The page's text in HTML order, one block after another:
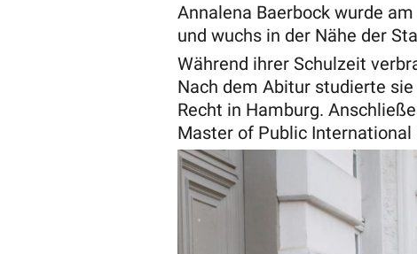
Annalena Baerbock wurde
und wuchs in der Nähe der
Während ihrer Schulzeit
Nach dem Abitur studierte
Recht in Hamburg.
Master of Public International